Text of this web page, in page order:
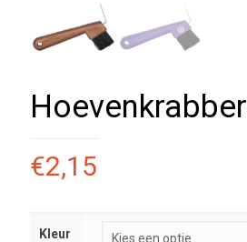
Hoevenkrabber
€2,15
Kleur